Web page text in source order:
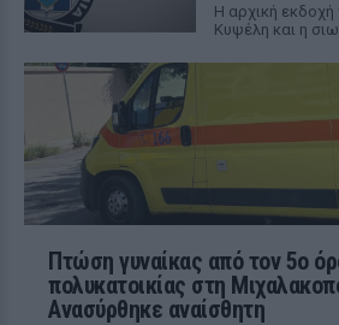
Η αρχική εκδοχή
Κυψέλη και η
Πτώση γυναίκας από τον 5ο
πολυκατοικίας στη
Ανασύρθηκε αναίσθητη